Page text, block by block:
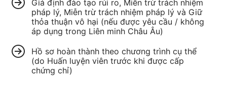
Giả định đào tạo rủi ro, Miễn trừ trách nhiệm
pháp lý, Miễn trừ trách nhiệm pháp lý và Giữ
thỏa thuận vô hại (nếu được yêu cầu / không
áp dụng trong Liên minh Châu Âu)
Hồ sơ hoàn thành theo chương trình cụ thể
(do Huấn luyện viên trước khi được cấp
chứng chỉ)